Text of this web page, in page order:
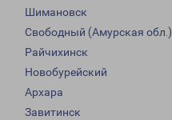
Шимановск
Свободный (Амурская обл.)
Райчихинск
Новобурейский
Архара
Завитинск